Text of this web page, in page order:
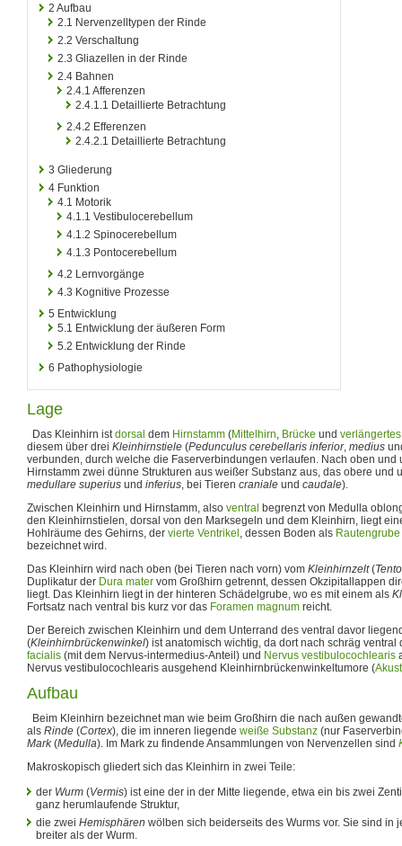
2 Aufbau
2.1 Nervenzelltypen der Rinde
2.2 Verschaltung
2.3 Gliazellen in der Rinde
2.4 Bahnen
2.4.1 Afferenzen
2.4.1.1 Detaillierte Betrachtung
2.4.2 Efferenzen
2.4.2.1 Detaillierte Betrachtung
3 Gliederung
4 Funktion
4.1 Motorik
4.1.1 Vestibulocerebellum
4.1.2 Spinocerebellum
4.1.3 Pontocerebellum
4.2 Lernvorgänge
4.3 Kognitive Prozesse
5 Entwicklung
5.1 Entwicklung der äußeren Form
5.2 Entwicklung der Rinde
6 Pathophysiologie
Lage
Das Kleinhirn istdorsal dem Hirnstamm (Mittelhirn, Brücke und
diesem über drei Kleinhirnstiele (Pedunculus cerebellaris inferior, medius
verbunden, durch welche die Faserverbindungen verlaufen. Nach oben und
Hirnstamm zwei dünne Strukturen aus weißer Substanz aus, das obere und
medullare superius und inferius, bei Tieren craniale und caudale).
Zwischen Kleinhirn und Hirnstamm, also ventral begrenzt von Medulla
den Kleinhirnstielen, dorsal von den Marksegeln und dem Kleinhirn, liegt
Hohlräume des Gehirns, der vierte Ventrikel , dessen Boden als Rautengrube
bezeichnet wird.
Das Kleinhirn wird nach oben (bei Tieren nach vorn) vom Kleinhirnzelt(
Duplikatur der Dura mater vom Großhirn getrennt, dessen Okzipitallappen
liegt. Das Kleinhirn liegt in der hinteren Schädelgrube, wo es mit einem als
Fortsatz nach ventral bis kurz vor das Foramen magnum reicht.
Der Bereich zwischen Kleinhirn und dem Unterrand des ventral davor
(Kleinhirnbrückenwinkel) ist anatomisch wichtig, da dort nach schräg
facialis (mit dem Nervus-intermedius-Anteil) und Nervus vestibulocochlearis
Nervus vestibulocochlearis ausgehend Kleinhirnbrückenwinkeltumore (
Aufbau
Beim Kleinhirn bezeichnet man wie beim Großhirn die nach außen
als Rinde (Cortex), die im inneren liegende weiße Substanz (nur
Mark(Medulla). Im Mark zu findende Ansammlungen von Nervenzellen sind
Makroskopisch gliedert sich das Kleinhirn in zwei Teile:
der Wurm (Vermis) ist eine der in der Mitte liegende, etwa ein bis zwei
ganz herumlaufende Struktur,
die zwei Hemisphären wölben sich beiderseits des Wurms vor. Sie sind in
breiter als der Wurm.